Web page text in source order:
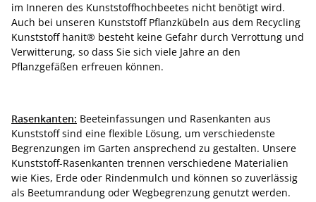
im Inneren des Kunststoffhochbeetes nicht benötigt wird.
Auch bei unseren Kunststoff Pflanzkübeln aus dem Recycling
Kunststoff hanit® besteht keine Gefahr durch Verrottung und
Verwitterung, so dass Sie sich viele Jahre an den
Pflanzgefäßen erfreuen können.
Rasenkanten: Beeteinfassungen und Rasenkanten aus
Kunststoff sind eine flexible Lösung, um verschiedenste
Begrenzungen im Garten ansprechend zu gestalten. Unsere
Kunststoff-Rasenkanten trennen verschiedene Materialien
wie Kies, Erde oder Rindenmulch und können so zuverlässig
als Beetumrandung oder Wegbegrenzung genutzt werden.